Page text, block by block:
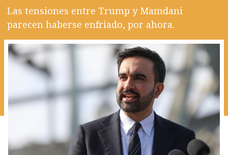
Las tensiones entre Trump y Mamdani
parecen haberse enfriado, por ahora.